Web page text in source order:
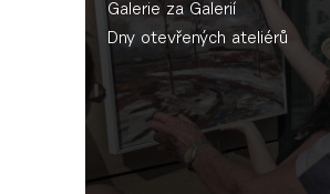
Galerie za Galerií
Dny otevřených ateliérů